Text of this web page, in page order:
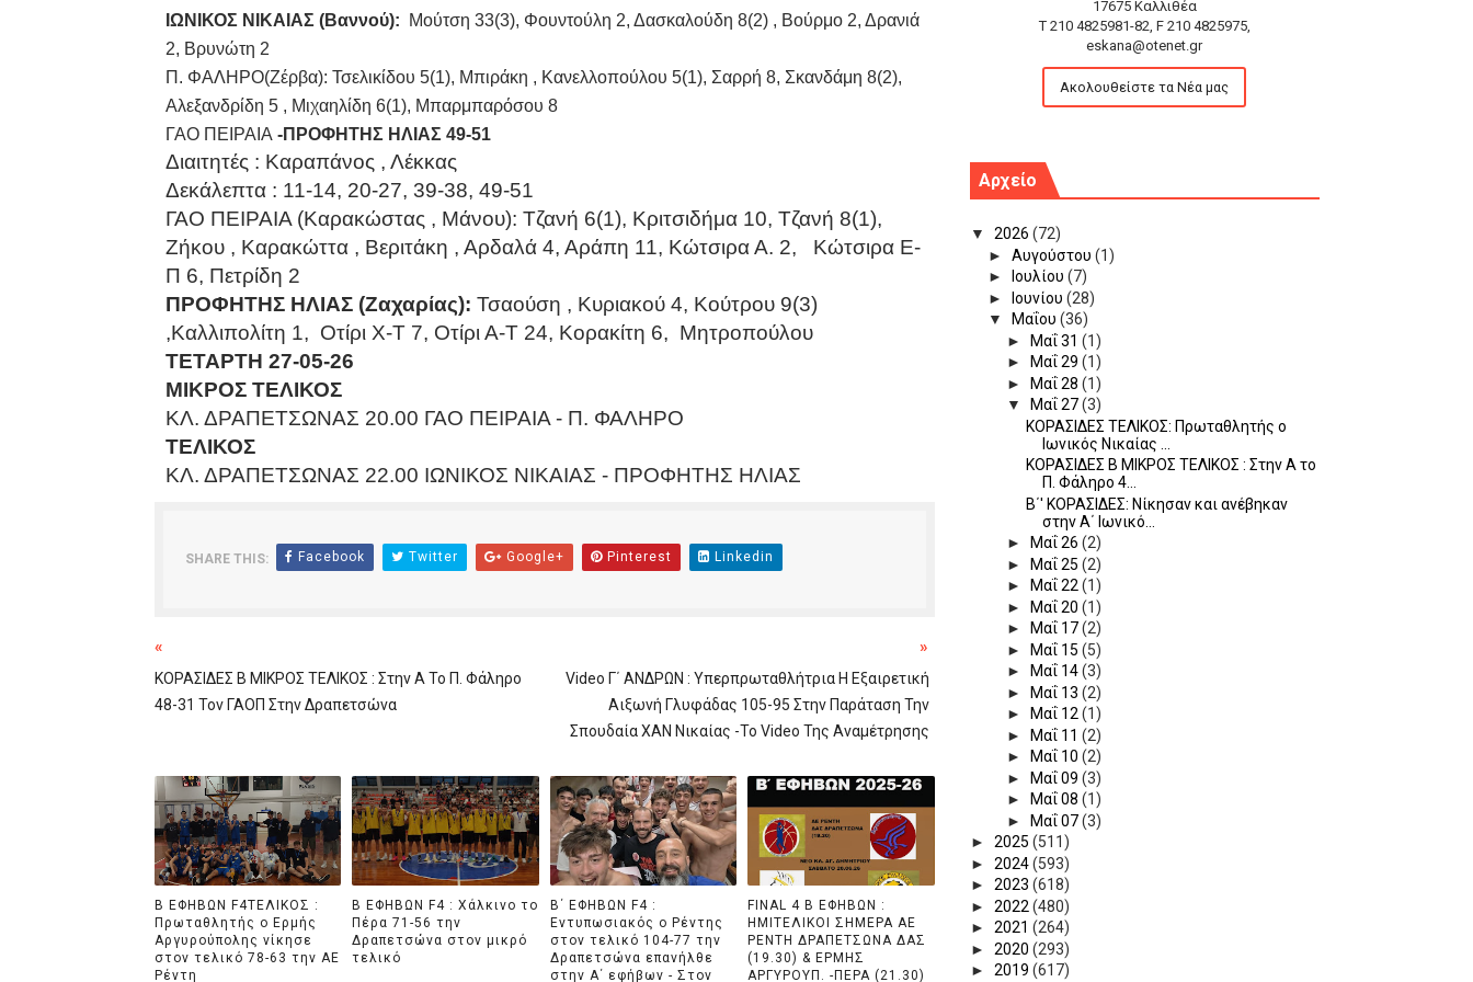
ΙΩΝΙΚΟΣ ΝΙΚΑΙΑΣ (Βαννού):
Μούτση 33(3), Φουντούλη 2, Δασκαλούδη 8(2) , Βούρμο 2, Δρανιά
2, Βρυνώτη 2
Π. ΦΑΛΗΡΟ(Ζέρβα): Τσελικίδου 5(1), Μπιράκη , Κανελλοπούλου 5(1), Σαρρή 8, Σκανδάμη 8(2),
Αλεξανδρίδη 5 , Μιχαηλίδη 6(1), Μπαρμπαρόσου 8
ΓΑΟ ΠΕΙΡΑΙΑ -ΠΡΟΦΗΤΗΣ ΗΛΙΑΣ 49-51
Διαιτητές : Καραπάνος , Λέκκας
Δεκάλεπτα : 11-14, 20-27, 39-38, 49-51
ΓΑΟ ΠΕΙΡΑΙΑ (Καρακώστας , Μάνου): Τζανή 6(1), Κριτσιδήμα 10, Τζανή 8(1),
Ζήκου , Καρακώττα , Βεριτάκη , Αρδαλά 4, Αράπη 11, Κώτσιρα Α. 2, Κώτσιρα Ε-
Π 6, Πετρίδη 2
ΠΡΟΦΗΤΗΣ ΗΛΙΑΣ (Ζαχαρίας): Τσαούση , Κυριακού 4, Κούτρου 9(3)
,Καλλιπολίτη 1, Οτίρι Χ-Τ 7, Οτίρι Α-Τ 24, Κορακίτη 6, Μητροπούλου
ΤΕΤΑΡΤΗ 27-05-26
ΜΙΚΡΟΣ ΤΕΛΙΚΟΣ
ΚΛ. ΔΡΑΠΕΤΣΩΝΑΣ 20.00 ΓΑΟ ΠΕΙΡΑΙΑ - Π. ΦΑΛΗΡΟ
ΤΕΛΙΚΟΣ
ΚΛ. ΔΡΑΠΕΤΣΩΝΑΣ 22.00 ΙΩΝΙΚΟΣ ΝΙΚΑΙΑΣ - ΠΡΟΦΗΤΗΣ ΗΛΙΑΣ
SHARE THIS: Facebook Twitter Google+ Pinterest Linkedin
«
ΚΟΡΑΣΙΔΕΣ Β ΜΙΚΡΟΣ ΤΕΛΙΚΟΣ : Στην Α Το Π. Φάληρο
48-31 Τον ΓΑΟΠ Στην Δραπετσώνα
»
Video Γ΄ ΑΝΔΡΩΝ : Υπερπρωταθλήτρια Η Εξαιρετική
Αιξωνή Γλυφάδας 105-95 Στην Παράταση Την
Σπουδαία ΧΑΝ Νικαίας -Το Video Της Αναμέτρησης
B ΕΦΗΒΩΝ F4ΤΕΛΙΚΟΣ :
Πρωταθλητής ο Ερμής
Αργυρούπολης νίκησε
στον τελικό 78-63 την ΑΕ
Ρέντη
B ΕΦΗΒΩΝ F4 : Χάλκινο το
Πέρα 71-56 την
Δραπετσώνα στον μικρό
τελικό
Β΄ ΕΦΗΒΩΝ F4 :
Εντυπωσιακός ο Ρέντης
στον τελικό 104-77 την
Δραπετσώνα επανήλθε
στην Α΄ εφήβων - Στον
FINAL 4 B EΦΗΒΩΝ :
ΗΜΙΤΕΛΙΚΟΙ ΣΗΜΕΡΑ ΑΕ
ΡΕΝΤΗ ΔΡΑΠΕΤΣΩΝΑ ΔΑΣ
(19.30) & ΕΡΜΗΣ
ΑΡΓΥΡΟΥΠ. -ΠΕΡΑ (21.30)
17675 Καλλιθέα
T 210 4825981-82, F 210 4825975,
eskana@otenet.gr
Ακολουθείστε τα Νέα μας
Αρχείο
▼ 2026 (72)
►Αυγούστου(1)
►
Ιουλίου(7)
►
Ιουνίου(28)
▼ Μαΐου(36)
►
Μαΐ 31(1)
►
Μαΐ 29(1)
►
Μαΐ 28(1)
▼
Μαΐ 27(3)
ΚΟΡΑΣΙΔΕΣ ΤΕΛΙΚΟΣ: Πρωταθλητής ο
Ιωνικός Νικαίας ...
ΚΟΡΑΣΙΔΕΣ Β ΜΙΚΡΟΣ ΤΕΛΙΚΟΣ : Στην Α το
Π. Φάληρο 4...
B΄' ΚΟΡΑΣΙΔΕΣ: Νίκησαν και ανέβηκαν
στην Α΄ Ιωνικό...
►
Μαΐ 26(2)
►
Μαΐ 25(2)
►
Μαΐ 22(1)
►
Μαΐ 20(1)
►
Μαΐ 17(2)
►
Μαΐ 15(5)
►
Μαΐ 14(3)
►
Μαΐ 13(2)
►
Μαΐ 12(1)
►
Μαΐ 11(2)
►
Μαΐ 10(2)
►
Μαΐ 09(3)
►
Μαΐ 08(1)
►
Μαΐ 07(3)
► 2025 (511)
► 2024(593)
► 2023 (618)
► 2022 (480)
► 2021 (264)
► 2020 (293)
► 2019 (617)